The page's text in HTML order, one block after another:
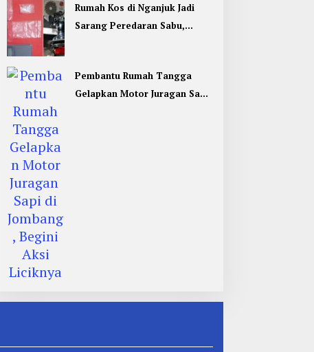
Rumah Kos di Nganjuk Jadi
Sarang Peredaran Sabu,
Pembantu Rumah Tangga
Gelapkan Motor Juragan Sapi